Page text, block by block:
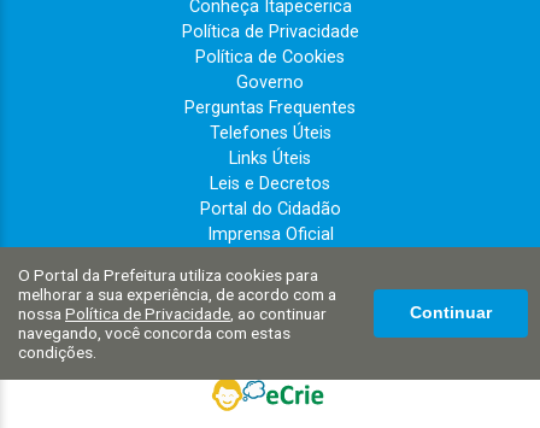
Conheça Itapecerica
Política de Privacidade
Política de Cookies
Governo
Perguntas Frequentes
Telefones Úteis
Links Úteis
Leis e Decretos
Portal do Cidadão
Imprensa Oficial
O Portal da Prefeitura utiliza cookies para
melhorar a sua experiência, de acordo com a
nossa Política de Privacidade , ao continuar
navegando, você concorda com estas
condições.
Continuar